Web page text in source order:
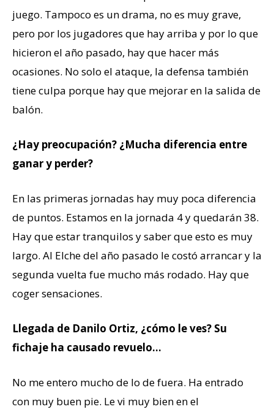
juego. Tampoco es un drama, no es muy grave,
pero por los jugadores que hay arriba y por lo que
hicieron el año pasado, hay que hacer más
ocasiones. No solo el ataque, la defensa también
tiene culpa porque hay que mejorar en la salida de
balón.
¿Hay preocupación? ¿Mucha diferencia entre
ganar y perder?
En las primeras jornadas hay muy poca diferencia
de puntos. Estamos en la jornada 4 y quedarán 38.
Hay que estar tranquilos y saber que esto es muy
largo. Al Elche del año pasado le costó arrancar y la
segunda vuelta fue mucho más rodado. Hay que
coger sensaciones.
Llegada de Danilo Ortiz, ¿cómo le ves? Su
fichaje ha causado revuelo…
No me entero mucho de lo de fuera. Ha entrado
con muy buen pie. Le vi muy bien en el